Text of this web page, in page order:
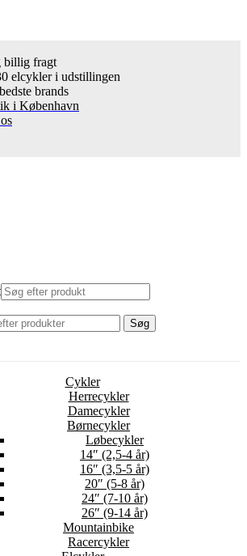
billig fragt
elcykler i udstillingen
brands
i København
Søg
Cykler
Herrecykler
Damecykler
Børnecykler
Løbecykler
14″ (2,5-4 år)
16″ (3,5-5 år)
20″ (5-8 år)
24″ (7-10 år)
26″ (9-14 år)
Mountainbike
Racercykler